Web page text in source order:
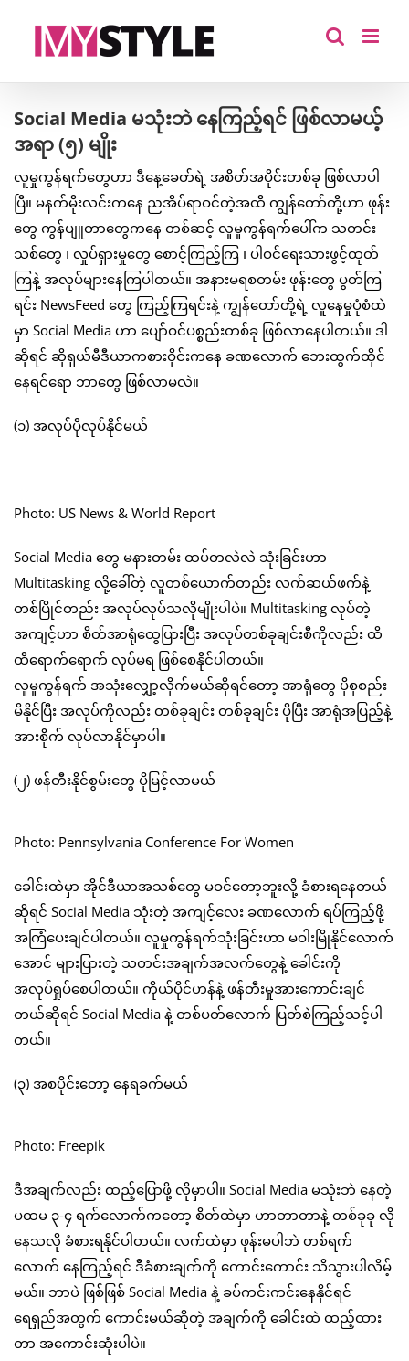
Social Media မသုံးဘဲ နေကြည့်ရင် ဖြစ်လာမယ့်
အရာ (၅) မျိုး
လူမှုကွန်ရက်တွေဟာ ဒီနေ့ခေတ်ရဲ့ အစိတ်အပိုင်းတစ်ခု ဖြစ်လာပါ
ပြီ။ မနက်မိုးလင်းကနေ ညအိပ်ရာဝင်တဲ့အထိ ကျွန်တော်တို့ဟာ ဖုန်း
တွေ ကွန်ပျူတာတွေကနေ တစ်ဆင့် လူမှုကွန်ရက်ပေါ်က သတင်း
သစ်တွေ ၊ လှုပ်ရှားမှုတွေ စောင့်ကြည့်ကြ ၊ ပါဝင်ရေးသားဖွင့်ထုတ်
ကြနဲ့ အလုပ်များနေကြပါတယ်။ အနားမရစတမ်း ဖုန်းတွေ ပွတ်ကြ
ရင်း NewsFeed တွေ ကြည့်ကြရင်းနဲ့ ကျွန်တော်တို့ရဲ့ လူနေမှုပုံစံထဲ
မှာ Social Media ဟာ ပျော်ဝင်ပစ္စည်းတစ်ခု ဖြစ်လာနေပါတယ်။ ဒါ
ဆိုရင် ဆိုရှယ်မီဒီယာကစားဝိုင်းကနေ ခဏလောက် ဘေးထွက်ထိုင်
နေရင်ရော ဘာတွေ ဖြစ်လာမလဲ။
(၁) အလုပ်ပိုလုပ်နိုင်မယ်
Photo: US News & World Report
Social Media တွေ မနားတမ်း ထပ်တလဲလဲ သုံးခြင်းဟာ
Multitasking လို့ခေါ်တဲ့ လူတစ်ယောက်တည်း လက်ဆယ်ဖက်နဲ့
တစ်ပြိုင်တည်း အလုပ်လုပ်သလိုမျိုးပါပဲ။ Multitasking လုပ်တဲ့
အကျင့်ဟာ စိတ်အာရုံထွေပြားပြီး အလုပ်တစ်ခုချင်းစီကိုလည်း ထိ
ထိရောက်ရောက် လုပ်မရ ဖြစ်စေနိုင်ပါတယ်။
လူမှုကွန်ရက် အသုံးလျှော့လိုက်မယ်ဆိုရင်တော့ အာရုံတွေ ပိုစုစည်း
မိနိုင်ပြီး အလုပ်ကိုလည်း တစ်ခုချင်း တစ်ခုချင်း ပိုပြီး အာရုံအပြည့်နဲ့
အားစိုက် လုပ်လာနိုင်မှာပါ။
(၂) ဖန်တီးနိုင်စွမ်းတွေ ပိုမြင့်လာမယ်
Photo: Pennsylvania Conference For Women
ခေါင်းထဲမှာ အိုင်ဒီယာအသစ်တွေ မဝင်တော့ဘူးလို့ ခံစားရနေတယ်
ဆိုရင် Social Media သုံးတဲ့ အကျင့်လေး ခဏလောက် ရပ်ကြည့်ဖို့
အကြံပေးချင်ပါတယ်။ လူမှုကွန်ရက်သုံးခြင်းဟာ မဝါးမြိုနိုင်လောက်
အောင် များပြားတဲ့ သတင်းအချက်အလက်တွေနဲ့ ခေါင်းကို
အလုပ်ရှုပ်စေပါတယ်။ ကိုယ်ပိုင်ဟန်နဲ့ ဖန်တီးမှုအားကောင်းချင်
တယ်ဆိုရင် Social Media နဲ့ တစ်ပတ်လောက် ပြတ်စဲကြည့်သင့်ပါ
တယ်။
(၃) အစပိုင်းတော့ နေရခက်မယ်
Photo: Freepik
ဒီအချက်လည်း ထည့်ပြောဖို့ လိုမှာပါ။ Social Media မသုံးဘဲ နေတဲ့
ပထမ ၃-၄ ရက်လောက်ကတော့ စိတ်ထဲမှာ ဟာတာတာနဲ့ တစ်ခုခု လို
နေသလို ခံစားရနိုင်ပါတယ်။ လက်ထဲမှာ ဖုန်းမပါဘဲ တစ်ရက်
လောက် နေကြည့်ရင် ဒီခံစားချက်ကို ကောင်းကောင်း သိသွားပါလိမ့်
မယ်။ ဘာပဲ ဖြစ်ဖြစ် Social Media နဲ့ ခပ်ကင်းကင်းနေနိုင်ရင်
ရေရှည်အတွက် ကောင်းမယ်ဆိုတဲ့ အချက်ကို ခေါင်းထဲ ထည့်ထား
တာ အကောင်းဆုံးပါပဲ။